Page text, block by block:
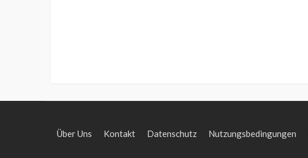
Über Uns Kontakt Datenschutz Nutzungsbedingungen